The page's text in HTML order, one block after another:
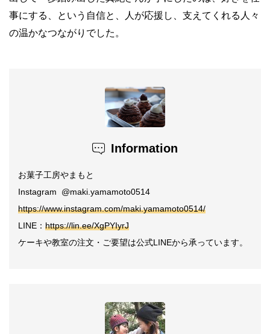
事にする、という自信と、人が応援し、支えてくれる人々
の温かなつながりでした。
Information
お菓子工房やまもと
Instagram @maki.yamamoto0514
https://www.instagram.com/maki.yamamoto0514/
LINE： https://lin.ee/XgPYIyrJ
ケーキや教室の注文・ご要望は公式LINEから承っています。